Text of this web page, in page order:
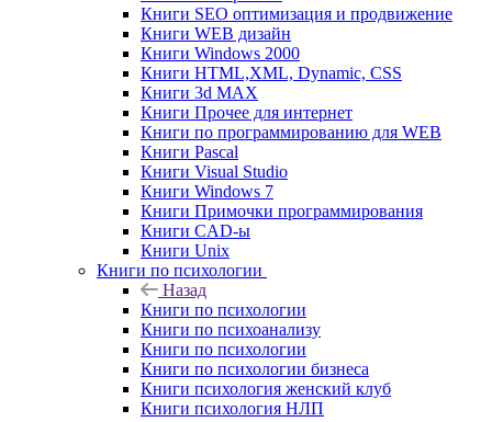
Книги SEO оптимизация и продвижение
Книги WEB дизайн
Книги Windows 2000
Книги HTML,XML, Dynamic, CSS
Книги 3d MAX
Книги Прочее для интернет
Книги по программированию для WEB
Книги Pascal
Книги Visual Studio
Книги Windows 7
Книги Примочки программирования
Книги CAD-ы
Книги Unix
Книги по психологии
Назад
Книги по психологии
Книги по психоанализу
Книги по психологии
Книги по психологии бизнеса
Книги психология женский клуб
Книги психология НЛП